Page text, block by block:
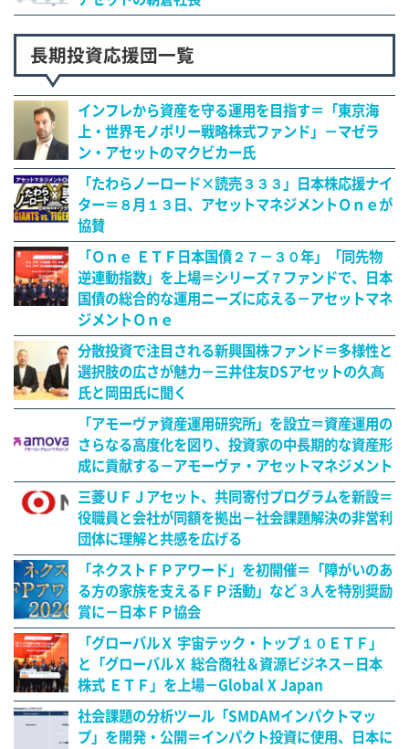
長期投資応援団一覧
インフレから資産を守る運用を目指す＝「東京海
上・世界モノポリー戦略株式ファンド」－マゼラ
ン・アセットのマクビカー氏
「たわらノーロード×読売３３３」日本株応援ナイ
ター＝８月１３日、アセットマネジメントＯｎｅが
協賛
「Ｏｎｅ ＥＴＦ日本国債２７－３０年」「同先物
逆連動指数」を上場＝シリーズ７ファンドで、日本
国債の総合的な運用ニーズに応える－アセットマネ
ジメントＯｎｅ
分散投資で注目される新興国株ファンド＝多様性と
選択肢の広さが魅力－三井住友DSアセットの久髙
氏と岡田氏に聞く
「アモーヴァ資産運用研究所」を設立＝資産運用の
さらなる高度化を図り、投資家の中長期的な資産形
成に貢献する－アモーヴァ・アセットマネジメント
三菱ＵＦＪアセット、共同寄付プログラムを新設＝
役職員と会社が同額を拠出－社会課題解決の非営利
団体に理解と共感を広げる
「ネクストＦＰアワード」を初開催＝「障がいのあ
る方の家族を支えるＦＰ活動」など３人を特別奨励
賞に－日本ＦＰ協会
「グローバルＸ 宇宙テック・トップ１０ＥＴＦ」
と「グローバルＸ 総合商社＆資源ビジネス－日本
株式 ＥＴＦ」を上場－Global X Japan
社会課題の分析ツール「SMDAMインパクトマッ
プ」を開発・公開＝インパクト投資に使用、日本に